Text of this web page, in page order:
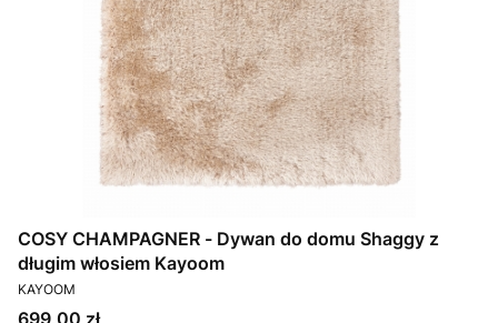
COSY CHAMPAGNER - Dywan do domu Shaggy z
długim włosiem Kayoom
PRODUCENT
KAYOOM
Cena